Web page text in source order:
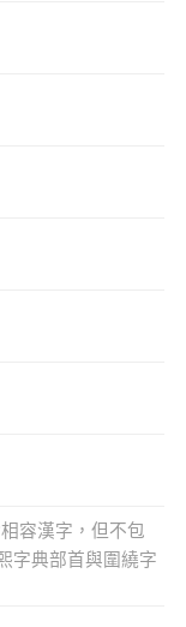
容漢字，但不包
字典部首與圍繞字